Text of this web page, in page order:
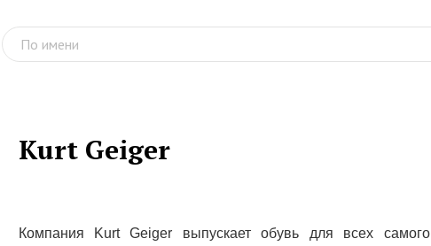
Kurt Geiger
Компания Kurt Geiger выпускает обувь для всех самого